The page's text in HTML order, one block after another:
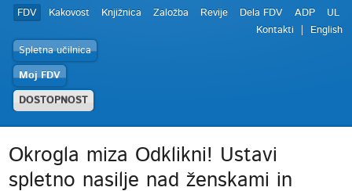
FDV Kakovost Knjižnica Založba Revije Dela FDV ADP
UL
Kontakti
English
Spletna učilnica
Moj FDV
DOSTOPNOST
Okrogla miza Odklikni! Ustavi
spletno nasilje nad ženskami in